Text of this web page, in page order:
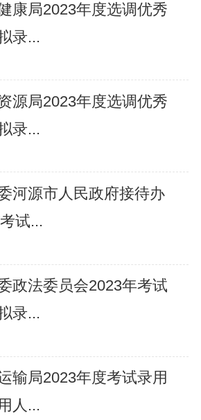
康局2023年度选调优秀
录...
源局2023年度选调优秀
录...
河源市人民政府接待办
试...
政法委员会2023年考试
录...
输局2023年度考试录用
人...